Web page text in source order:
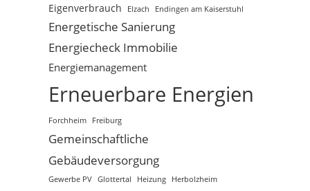
Eigenverbrauch Elzach Endingen am Kaiserstuhl
Energetische Sanierung
Energiecheck Immobilie
Energiemanagement
Erneuerbare Energien
Forchheim Freiburg
Gemeinschaftliche
Gebäudeversorgung
Gewerbe PV Glottertal Heizung Herbolzheim